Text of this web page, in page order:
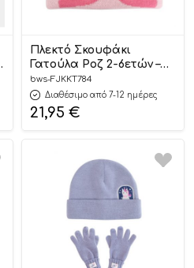
Πλεκτό Σκουφάκι
Γατούλα Ροζ 2-6ετών –
FlapjackKids
bws-FJKKT784
Διαθέσιμο από 7-12 ημέρες
21,95 €